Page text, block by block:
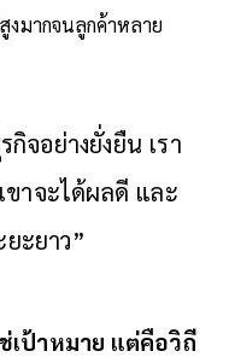
งมากจนลูกค้าหลาย
จอย่างยั่งยืน เรา
ขาจะได้ผลดี และ
ะยาว”
เป้าหมาย แต่คือวิถี